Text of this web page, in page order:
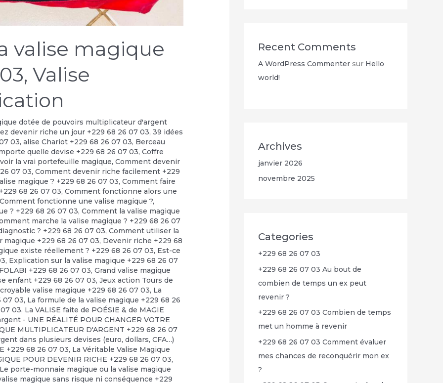
valise magique
Valise
dotée de pouvoirs multiplicateur d'argent
devenir riche un jour +229 68 26 07 03,39 idées
03,alise Chariot +229 68 26 07 03, Berceau
quelle devise +229 68 26 07 03,Coffre
la vrai portefeuille magique,Comment devenir
07 03,Comment devenir riche facilement +229
magique ? +229 68 26 07 03,Comment faire
68 26 07 03,Comment fonctionne alors une
Comment fonctionne une valise magique ?,
? +229 68 26 07 03,Comment la valise magique
marche la valise magique ? +229 68 26 07
? +229 68 26 07 03,Comment utiliser la
magique +229 68 26 07 03, Devenir riche +229 68
existe réellement ? +229 68 26 07 03, Est-ce
, Explication sur la valise magique +229 68 26 07
+229 68 26 07 03,Grand valise magique
enfant +229 68 26 07 03,Jeux action Tours de
valise magique +229 68 26 07 03, La
07 03, La formule de la valise magique +229 68 26
03, La VALISE faite de POÉSIE & de MAGIE
- UNE RÉALITÉ POUR CHANGER VOTRE
MULTIPLICATEUR D'ARGENT +229 68 26 07
dans plusieurs devises (euro, dollars, CFA…)
+229 68 26 07 03, La Véritable Valise Magique
POUR DEVENIR RICHE +229 68 26 07 03,
Le porte-monnaie magique ou la valise magique
magique sans risque ni conséquence +229
Recent Comments
A WordPress Commenter sur Hello
world!
Archives
janvier 2026
novembre 2025
Categories
+229 68 26 07 03
+229 68 26 07 03 Au bout de
combien de temps un ex peut
revenir ?
+229 68 26 07 03 Combien de temps
met un homme à revenir
+229 68 26 07 03 Comment évaluer
mes chances de reconquérir mon ex
?